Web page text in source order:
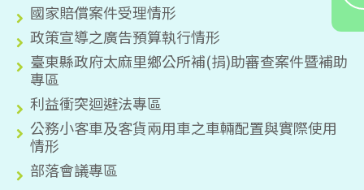
國家賠償案件受理情形
政策宣導之廣告預算執行情形
臺東縣政府太麻里鄉公所補(捐)助審查案件暨補助
專區
利益衝突迴避法專區
公務小客車及客貨兩用車之車輛配置與實際使用
情形
部落會議專區